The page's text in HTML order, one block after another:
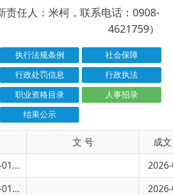
4621759）
社会保障
行政处罚信息
行政执法
职业资格目录
人事招录
结果公示
信息标题 文 号
wqxrmzf00/2026-01116
2026年乌恰县招募“三支一扶”高校毕业生
2026-08-03
2026年乌恰县高校毕业生“三支一扶”计划
2026-07-24
wqxrmzf00/2026-00274 2026年克州事业单位面向高校毕业生人才
2026-04-18
K45899617/2025-03182 2025年秋季克州事业单位面向高校毕业生
2025-12-09